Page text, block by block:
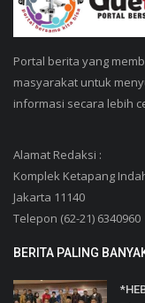
Portal berita yang
masyarakat untuk
informasi secara lebih
Alamat Redaksi :
Komplek Ketapang
Jakarta 11140
Telepon (62-21) 6340960
BERITA PALING